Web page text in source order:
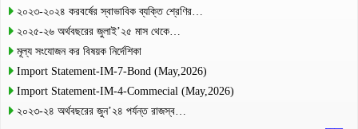
২০২৩-২০২৪ করবর্ষের স্বাভাবিক ব্যক্তি শ্রেণির…
২০২৫-২৬ অর্থবছরের জুলাই’২৫ মাস থেকে…
মূল্য সংযোজন কর বিষয়ক নির্দেশিকা
Import Statement-IM-7-Bond (May,2026)
Import Statement-IM-4-Commecial (May,2026)
২০২৩-২৪ অর্থবছরের জুন’২৪ পর্যন্ত রাজস্ব…